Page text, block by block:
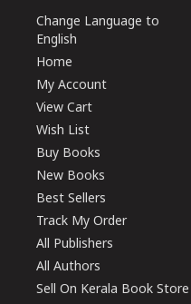
Change Language to
English
Home
My Account
View Cart
Wish List
Buy Books
New Books
Best Sellers
Track My Order
All Publishers
All Authors
Sell On Kerala Book Store